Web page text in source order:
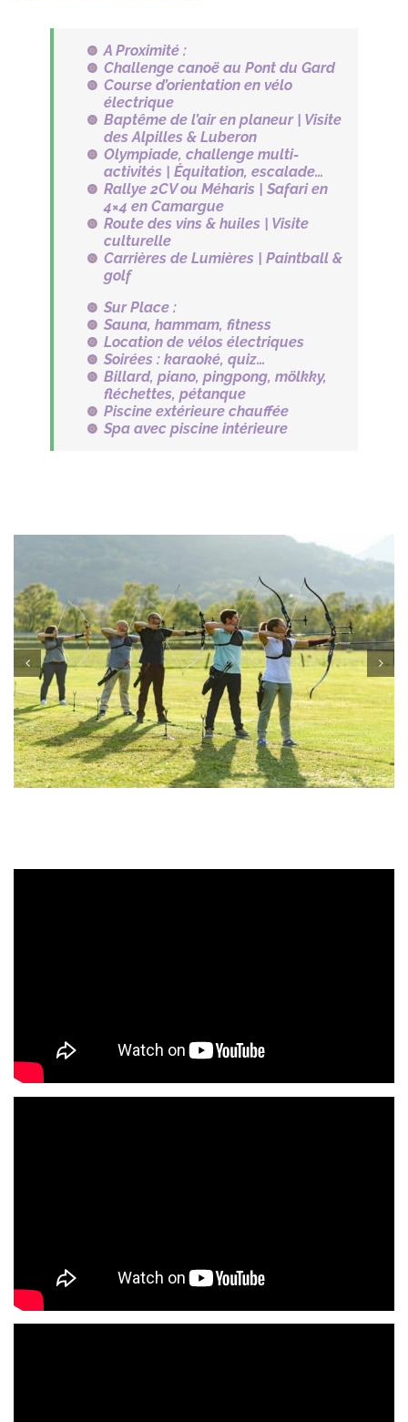
A Proximité :
Challenge canoë au Pont du Gard
Course d’orientation en vélo
électrique
Baptême de l’air en planeur | Visite
des Alpilles & Luberon
Olympiade, challenge multi-
activités | Équitation, escalade…
Rallye 2CV ou Méharis | Safari en
4×4 en Camargue
Route des vins & huiles | Visite
culturelle
Carrières de Lumières | Paintball &
golf
Sur Place :
Sauna, hammam, fitness
Location de vélos électriques
Soirées : karaoké, quiz…
Billard, piano, pingpong, mölkky,
fléchettes, pétanque
Piscine extérieure chauffée
Spa avec piscine intérieure